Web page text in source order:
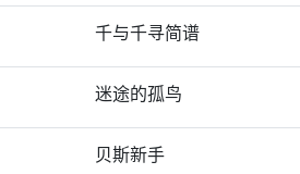
千与千寻简谱
迷途的孤鸟
贝斯新手